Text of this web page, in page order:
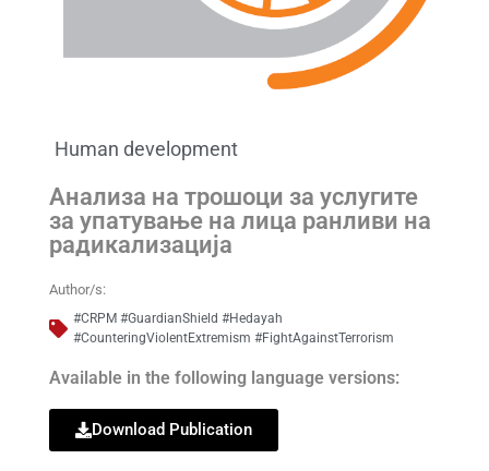
Human development
Анализа на трошоци за услугите
за упатување на лица ранливи на
радикализација
Author/s:
#CRPM #GuardianShield #Hedayah
#CounteringViolentExtremism #FightAgainstTerrorism
Available in the following language versions:
Download Publication